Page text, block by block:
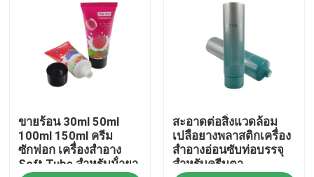
สินค้า
เกี่ยวกับเรา
ทัวร์โรงงาน
ขายร้อน 30ml 50ml
100ml 150ml ครีม
ซักฟอก เครื่องสําอาง
Soft Tube สําหรับน้ํายา
สะอาดต่อสิ่งแวดล้อม
เปลือยางพลาสติกเครื่อง
สําอางอ่อนซับท่อบรรจุ
สําหรับครีมตา